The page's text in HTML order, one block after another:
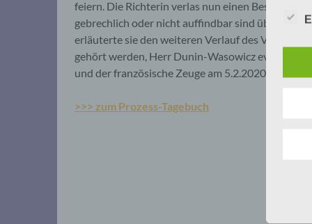
feiern. Die Richterin verlas nun einen Beschluss,
gebrechlich oder nicht auffindbar sind über das
erläuterte sie den weiteren Verlauf des
gehört werden, Herr Dunin-Wasowicz eventuell
und der französische Zeuge am 5.2.2020.
>>> zum Prozess-Tagebuch